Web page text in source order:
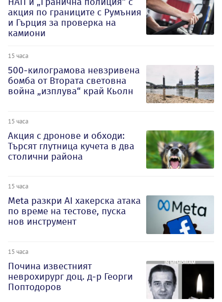
акция по границите с Румъния
и Гърция за проверка на
камиони
15 часа
500-килограмова невзривена
бомба от Втората световна
война „изплува“ край Кьолн
15 часа
Акция с дронове и обходи:
Търсят глутница кучета в два
столични района
15 часа
Meta разкри AI хакерска атака
по време на тестове, пуска
нов инструмент
15 часа
Почина известният
неврохирург доц. д-р Георги
Поптодоров